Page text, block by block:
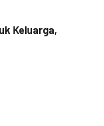
Keluarga,